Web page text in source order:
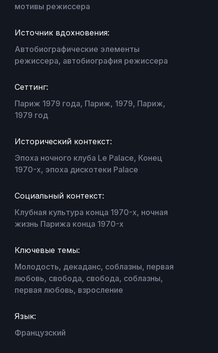
мотивы режиссера
Источник вдохновения:
Автобиографические элементы
режиссера, автобиография режиссера
Сеттинг:
Париж 1979 года, Париж, 1979, Париж,
1979 год
Исторический контекст:
Эпоха ночного клуба Le Palace, Конец
1970-х, эпоха дискотеки Palace
Социальный контекст:
Клубная культура конца 1970-х, ночная
жизнь Парижа конца 1970-х
Ключевые темы:
Молодость, декаданс, соблазны, первая
любовь, свобода, свобода, соблазны,
первая любовь, взросление
Язык:
Французский